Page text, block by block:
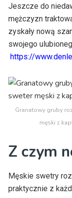
Jeszcze do
mężczyzn
zyskały nową
swojego
https://
Granatowy gruby
męski z
Z czym
Męskie swetry
praktycznie z